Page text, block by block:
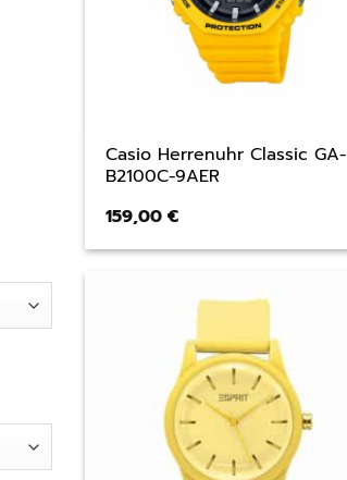
Casio Herrenuhr Classic GA-
B2100C-9AER
159,00 €